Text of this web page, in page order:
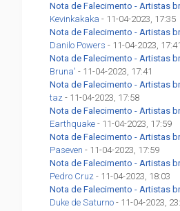
Nota de Falecimento - Artistas
Kevinkakaka - 11-04-2023, 17:35
Nota de Falecimento - Artistas
Danilo Powers - 11-04-2023, 17:41
Nota de Falecimento - Artistas
Bruna' - 11-04-2023, 17:41
Nota de Falecimento - Artistas
taz - 11-04-2023, 17:58
Nota de Falecimento - Artistas
Earthquake - 11-04-2023, 17:59
Nota de Falecimento - Artistas
Paseven - 11-04-2023, 17:59
Nota de Falecimento - Artistas
Pedro Cruz - 11-04-2023, 18:03
Nota de Falecimento - Artistas
Duke de Saturno - 11-04-2023,